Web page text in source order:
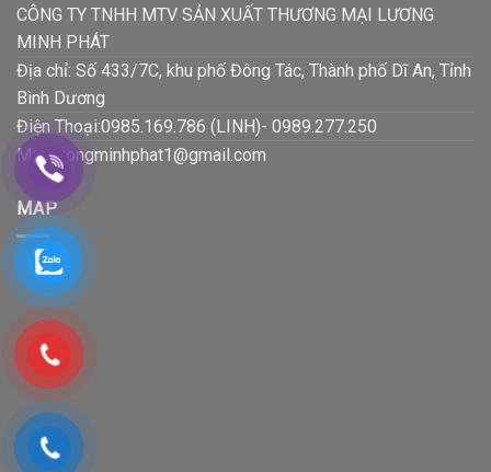
CÔNG TY TNHH MTV SẢN XUẤT THƯƠNG MẠI LƯƠNG
MINH PHÁT
Địa chỉ: Số 433/7C, khu phố Đông Tác, Thành phố Dĩ An, Tỉnh
Bình Dương
Điện Thoại:0985.169.786 (LINH)- 0989.277.250
Mail:luongminhphat1@gmail.com
MAP